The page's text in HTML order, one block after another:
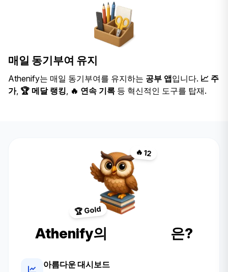
매일 동기부여 유지
Athenify는 매일 동기부여를 유지하는 공부 앱입니다. 📈 주
가, 🏆 메달 랭킹, 🔥 연속 기록 등 혁신적인 도구를 탑재.
🔥 12
🏆 Gold
Athenify의 은?
아름다운 대시보드